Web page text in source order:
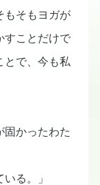
もそもヨガが
すことだけで
とで、今も私
固かったわた
る。」